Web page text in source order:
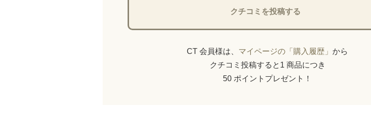
クチコミを投稿する
CT 会員様は、 マイページの「購入履歴」 から
クチコミ投稿すると1 商品につき
50 ポイントプレゼント！